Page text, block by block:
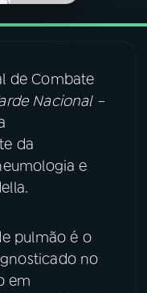
de Combate
Nacional –
da
e
pulmão é o
no
em